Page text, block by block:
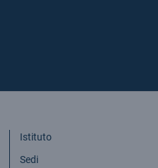
Istituto
Sedi